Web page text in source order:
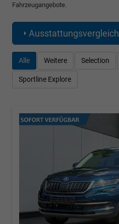
Fahrzeugangebote.
Ausstattungsvergleich
Alle Weitere Selection
Sportline Explore